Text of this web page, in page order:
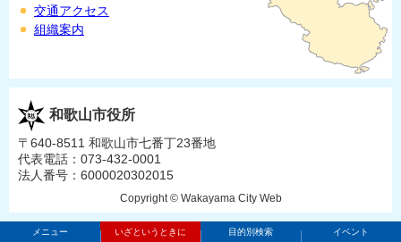
メニュー いざというときに 目的別検索 イベント
交通アクセス
組織案内
和歌山市役所
〒640-8511 和歌山市七番丁23番地
代表電話：073-432-0001
法人番号：6000020302015
Copyright © Wakayama City Web